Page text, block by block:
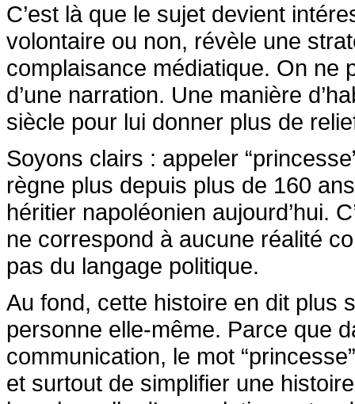
C’est là que le sujet devient
volontaire ou non, révèle une
complaisance médiatique. On ne
d’une narration. Une manière
siècle pour lui donner plus de
Soyons clairs : appeler
règne plus depuis plus de 160
héritier napoléonien aujourd’hui.
ne correspond à aucune réalité
pas du langage politique.
Au fond, cette histoire en dit plus
personne elle-même. Parce que
communication, le mot
et surtout de simplifier une